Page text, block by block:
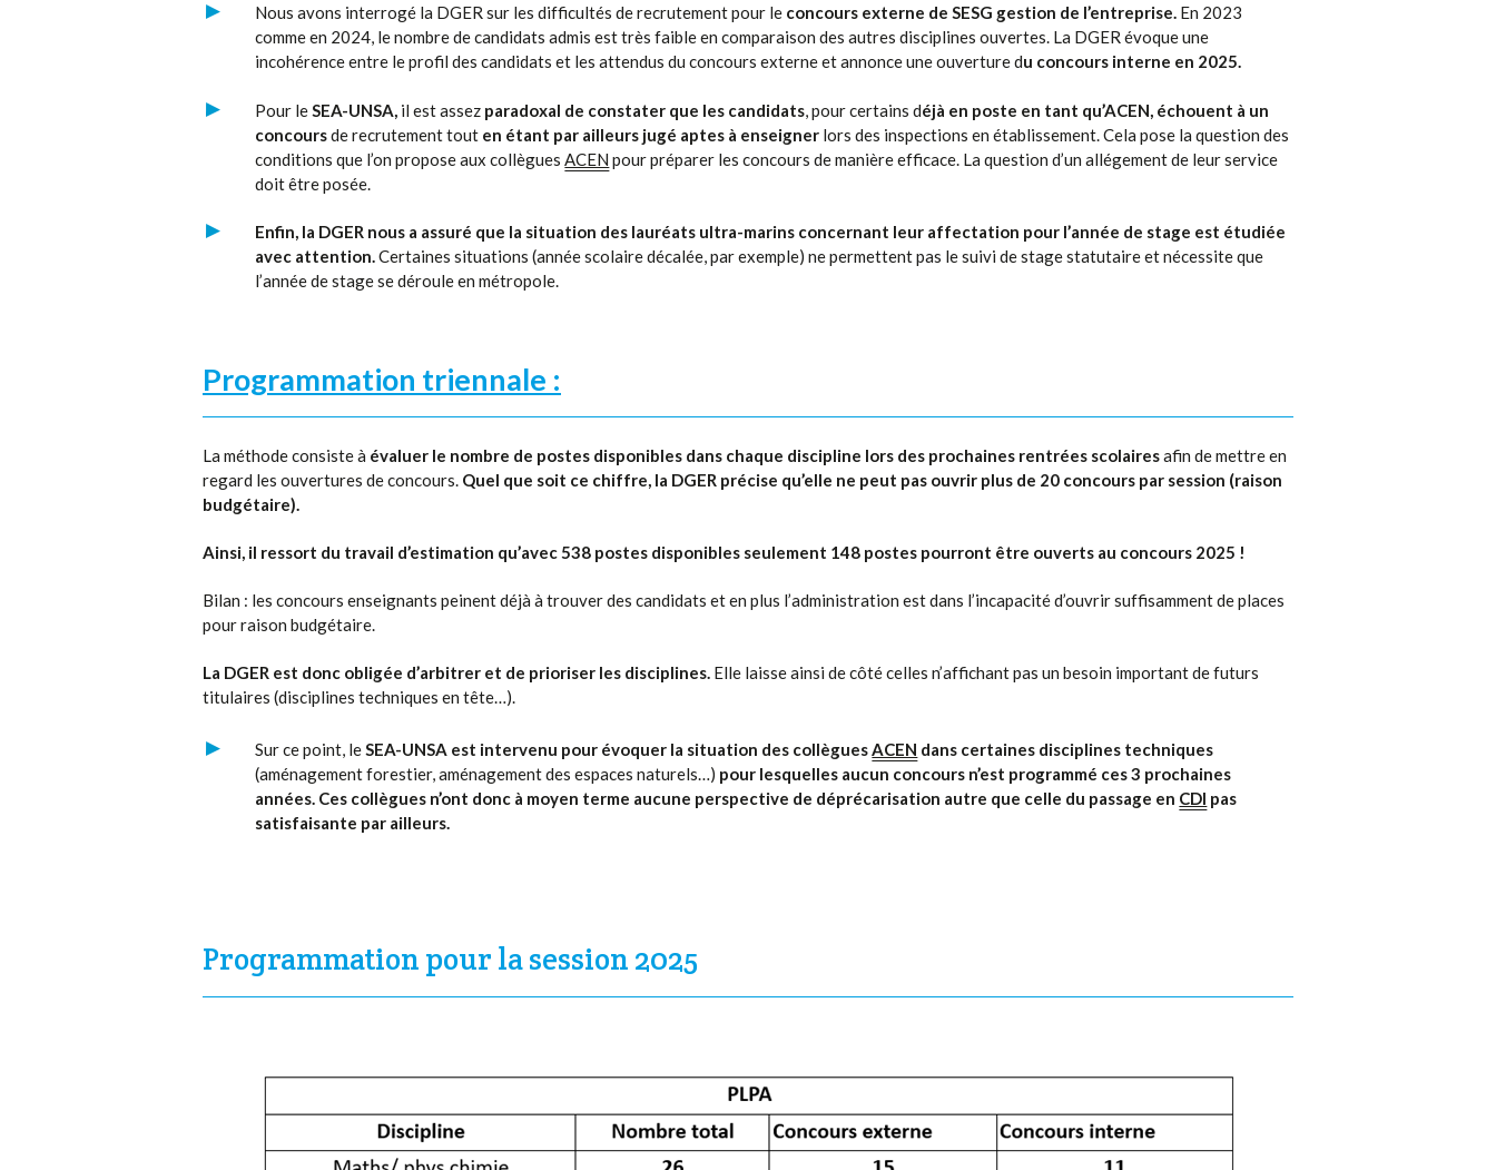
Nous avons interrogé la DGER sur les difficultés de recrutement pour le concours externe de SESG gestion de l’entreprise. En 2023
comme en 2024, le nombre de candidats admis est très faible en comparaison des autres disciplines ouvertes. La DGER évoque une
incohérence entre le profil des candidats et les attendus du concours externe et annonce une ouverture du concours interne en 2025.
Pour le SEA-UNSA, il est assez paradoxal de constater que les candidats , pour certains déjà en poste en tant qu’ACEN, échouent à un
concoursde recrutement tout en étant par ailleurs jugé aptes à enseigner lors des inspections en établissement. Cela pose la question des
conditions que l’on propose aux collègues ACEN pour préparer les concours de manière efficace. La question d’un allégement de leur service
doit être posée.
Enfin, la DGER nous a assuré que la situation des lauréats ultra-marins concernant leur affectation pour l’année de stage est étudiée
avec attention.Certaines situations (année scolaire décalée, par exemple) ne permettent pas le suivi de stage statutaire et nécessite que
l’année de stage se déroule en métropole.
Programmation triennale :
La méthode consiste à évaluer le nombre de postes disponibles dans chaque discipline lors des prochaines rentrées scolairesafin de mettre en
regard les ouvertures de concours. Quel que soit ce chiffre, la DGER précise qu’elle ne peut pas ouvrir plus de 20 concours par session (raison
budgétaire).
Ainsi, il ressort du travail d’estimation qu’avec 538 postes disponibles seulement 148 postes pourront être ouverts au concours 2025 !
Bilan : les concours enseignants peinent déjà à trouver des candidats et en plus l’administration est dans l’incapacité d’ouvrir suffisamment de places
pour raison budgétaire.
La DGER est donc obligée d’arbitrer et de prioriser les disciplines. Elle laisse ainsi de côté celles n’affichant pas un besoin important de futurs
titulaires (disciplines techniques en tête…).
Sur ce point, leSEA-UNSA est intervenu pour évoquer la situation des collèguesACEN dans certaines disciplines techniques
(aménagement forestier, aménagement des espaces naturels…) pour lesquelles aucun concours n’est programmé ces 3 prochaines
années. Ces collègues n’ont donc à moyen terme aucune perspective de déprécarisation autre que celle du passage en CDI pas
satisfaisante par ailleurs.
Programmation pour la session 2025